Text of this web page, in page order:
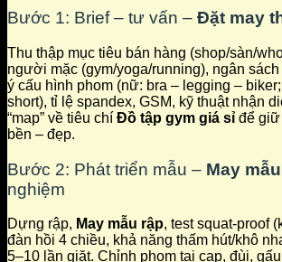
Bước 1: Brief – tư vấn – Đặt may
Thu thập mục tiêu bán hàng (shop/sàn/
người mặc (gym/yoga/running), ngân
ý cấu hình phom (nữ: bra – legging –
short), tỉ lệ spandex, GSM, kỹ thuật nhận
“map” về tiêu chí Đồ tập gym giá sỉ để giữ
bền – đẹp.
Bước 2: Phát triển mẫu – May
nghiệm
Dựng rập, May mẫu rập, test squat-proof
đàn hồi 4 chiều, khả năng thấm hút/khô
5–10 lần giặt. Chỉnh phom tại cạp, đùi,